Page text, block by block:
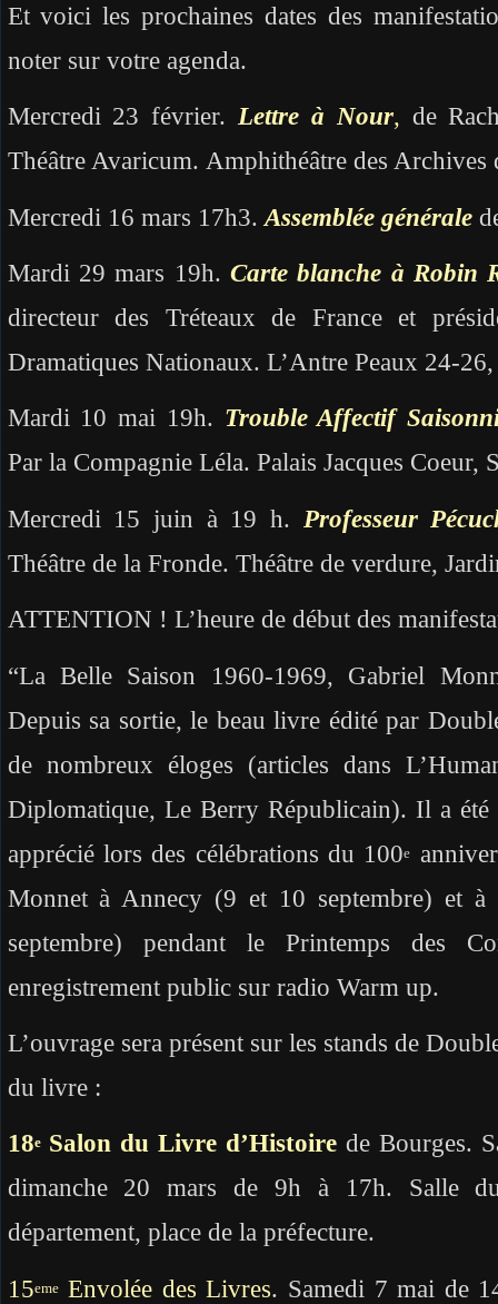
Et voici les prochaines dates des
noter sur votre agenda.
Mercredi 23 février. Lettre à Nour, de
Théâtre Avaricum. Amphithéâtre des Archives
Mercredi 16 mars 17h3. Assemblée générale
Mardi 29 mars 19h. Carte blanche à Robin
directeur des Tréteaux de France et
Dramatiques Nationaux. L’Antre Peaux 24-
Mardi 10 mai 19h. Trouble Affectif
Par la Compagnie Léla. Palais Jacques Coeur,
Mercredi 15 juin à 19 h. Professeur
Théâtre de la Fronde. Théâtre de verdure,
ATTENTION ! L’heure de début des
“La Belle Saison 1960-1969, Gabriel
Depuis sa sortie, le beau livre édité par
de nombreux éloges (articles dans
Diplomatique, Le Berry Républicain). Il a été
apprécié lors des célébrations du 100e
Monnet à Annecy (9 et 10 septembre) et à
septembre) pendant le Printemps des
enregistrement public sur radio Warm up.
L’ouvrage sera présent sur les stands de
du livre :
18eSalon du Livre d’Histoire de Bourges.
dimanche 20 mars de 9h à 17h. Salle
département, place de la préfecture.
15emeEnvolée des Livres. Samedi 7 mai de